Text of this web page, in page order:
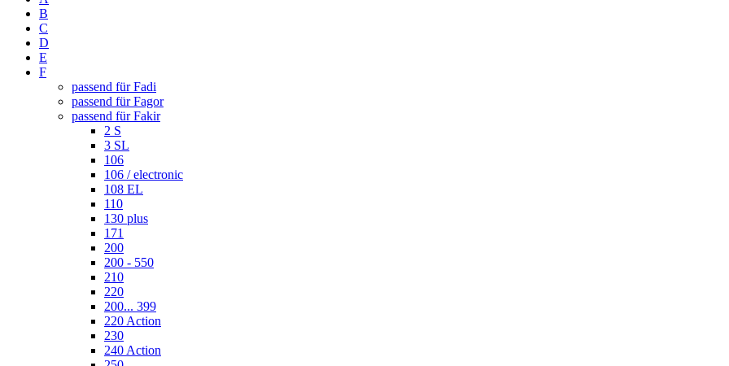
B
C
D
E
F
passend für Fadi
passend für Fagor
passend für Fakir
2 S
3 SL
106
106 / electronic
108 EL
110
130 plus
171
200
200 - 550
210
220
200... 399
220 Action
230
240 Action